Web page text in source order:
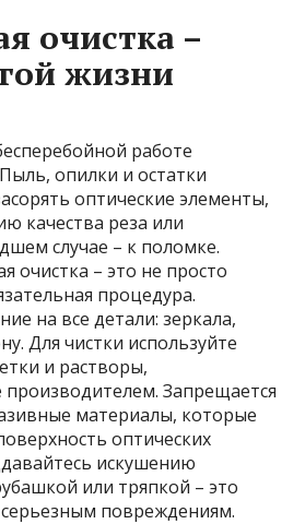
очистка –
жизни
работе
опилки и остатки
оптические элементы,
качества реза или
случае – к поломке.
очистка – это не просто
процедура.
на все детали: зеркала,
Для чистки используйте
и растворы,
Запрещается
материалы, которые
оптических
искушению
или тряпкой – это
повреждениям.